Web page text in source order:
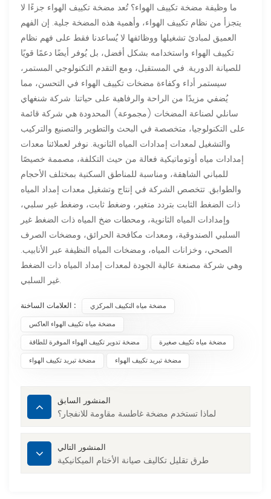
ما وظيفة مضخة تكييف الهواء؟ تُعد مضخة تكييف الهواء جزءًا لا
يتجزأ من نظام تكييف الهواء، وأهمية هذه المضخة جلية. إن الفهم
العميق لمبادئ تشغيلها ووظائفها لا يُساعدنا فقط على فهم نظام
تكييف الهواء واستخدامه بشكل أفضل، بل يُوفر أيضًا دعمًا قويًا
للصيانة الدورية. في المستقبل، ومع التقدم التكنولوجي المستمر،
سيستمر أداء وكفاءة مضخات تكييف الهواء في التحسن، مما
يُضفي مزيدًا من الراحة والرفاهية على حياتنا. شركة شنغهاي
سانلي لصناعة المضخات (مجموعة) المحدودة هي شركة قائمة
على التكنولوجيا، متخصصة في البحث والتطوير والتصنيع والتركيب
والتشغيل لمعدات إمدادات المياه الثانوية. نوفر لعملائنا معدات
إمدادات مياه أوتوماتيكية فعالة من حيث التكلفة، مصممة خصيصًا
للمباني الشاهقة، ومناسبة للمناطق السكنية بمختلف الأحجام
والطوابق. تتخصص الشركة في إنتاج وتشغيل معدات إمداد المياه
ذات الضغط الثابت بتردد متغير، وضغط ثابت، وضغط غير سلبي،
وإمدادات المياه الثانوية، ومحطات ضخ المياه ذات الضغط غير
السلبي الصندوقية، ومعدات مكافحة الحرائق، ومضخات الصرف
الصحي، وخزانات المياه، ومضخات المياه النظيفة عبر الأنابيب.
وهي شركة مصنعة عالية الجودة لمعدات إمداد المياه ذات الضغط
غير السلبي.
العلامات الساخنة :
مضخة مياه التكييف المركزي
مضخة مياه تكييف الهواء العاكس
مضخة تدوير تكييف الهواء الموفرة للطاقة
مضخة مياه تكييف صغيرة
مضخة تبريد تكييف الهواء
مضخة تبريد تكييف الهواء
المنشور السابق
لماذا تستخدم مضخة غاطسة مقاومة للانفجار؟
المنشور التالي
طرق تقليل تكاليف صيانة الأختام الميكانيكية